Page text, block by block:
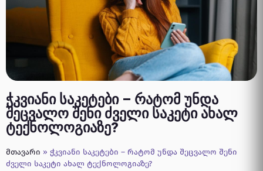
ჭკვიანი საკეტები – რატომ უნდა
შეცვალო შენი ძველი საკეტი ახალ
ტექნოლოგიაზე?
მთავარი » ჭკვიანი საკეტები – რატომ უნდა შეცვალო შენი
ძველი საკეტი ახალ ტექნოლოგიაზე?